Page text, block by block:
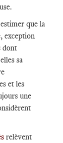
que la
exception
dont
sa
et les
une
relèvent